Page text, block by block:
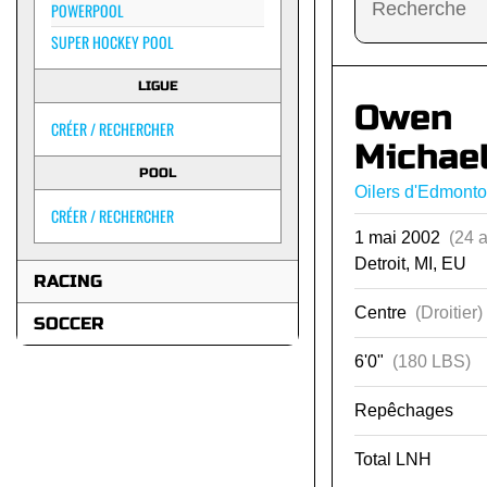
POWERPOOL
SUPER HOCKEY POOL
LIGUE
CRÉER / RECHERCHER
POOL
CRÉER / RECHERCHER
RACING
SOCCER
Owen
Oilers
1 mai 2002 (24
Detroit, MI, EU
Centre (Droitier)
6'0" (180 LBS)
Repêchages
Total LNH